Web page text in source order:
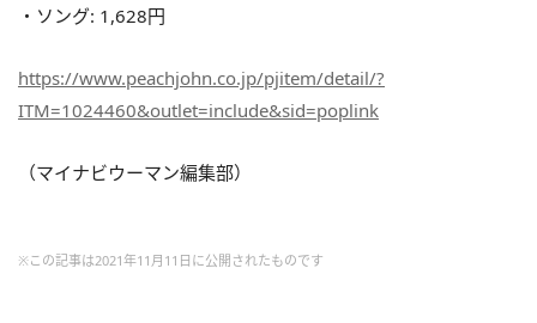
・ソング: 1,628円
https://www.peachjohn.co.jp/pjitem/detail/?
ITM=1024460&outlet=include&sid=poplink
（マイナビウーマン編集部）
※この記事は2021年11月11日に公開されたものです